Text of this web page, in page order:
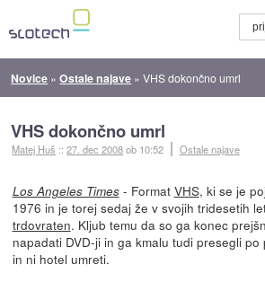
Novice »Ostale najave »VHS dokončno umrl
VHS dokončno umrl
Matej Huš ::27. dec 2008ob 10:52 Ostale najave
Los Angeles Times- Format VHS, ki se je
1976 in je torej sedaj že v svojih tridesetih
trdovraten. Kljub temu da so ga konec
napadati DVD-ji in ga kmalu tudi presegli
in ni hotel umreti.